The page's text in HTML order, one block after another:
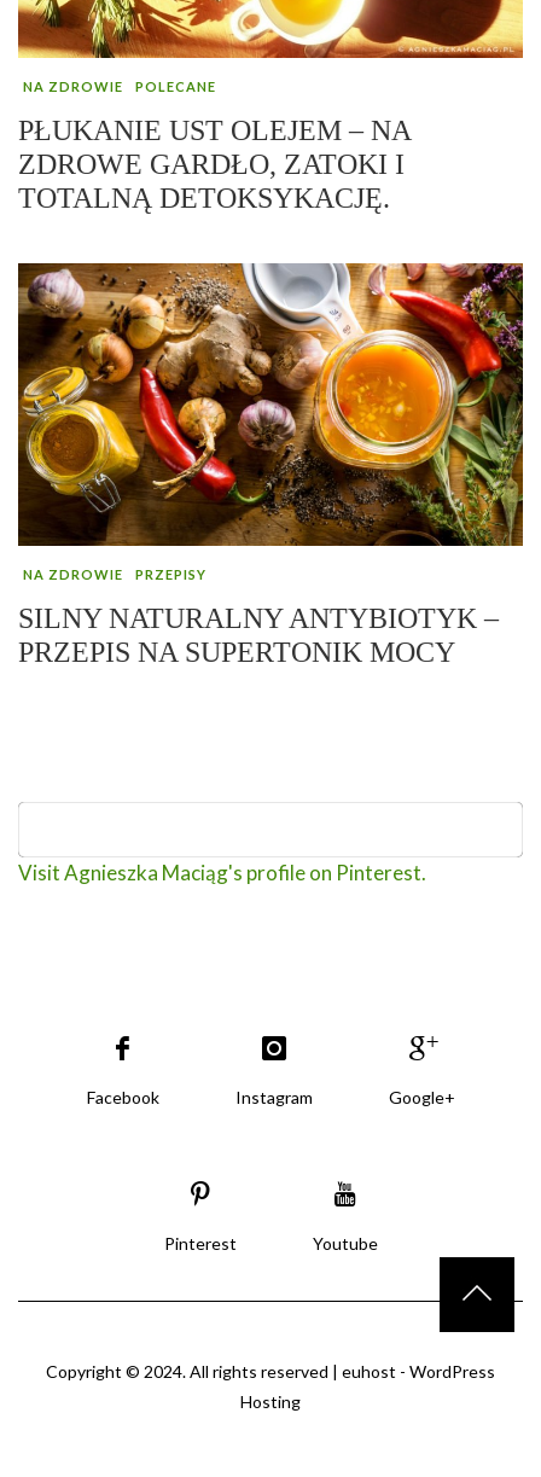
NA ZDROWIE POLECANE
PŁUKANIE UST OLEJEM – NA
ZDROWE GARDŁO, ZATOKI I
TOTALNĄ DETOKSYKACJĘ.
NA ZDROWIE PRZEPISY
SILNY NATURALNY ANTYBIOTYK –
PRZEPIS NA SUPERTONIK MOCY
Visit Agnieszka Maciąg's profile on Pinterest.
Facebook Instagram Google+
Pinterest Youtube
Copyright © 2024. All rights reserved | euhost - WordPress
Hosting